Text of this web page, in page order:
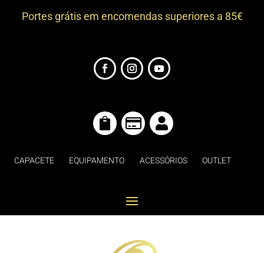
Portes grátis em encomendas superiores a 85€
  
CAPACETE EQUIPAMENTO ACESSÓRIOS OUTLET